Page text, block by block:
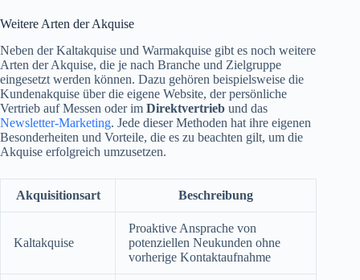
Weitere Arten der Akquise
Neben der Kaltakquise und Warmakquise gibt es noch weitere
Arten der Akquise, die je nach Branche und Zielgruppe
eingesetzt werden können. Dazu gehören beispielsweise die
Kundenakquise über die eigene Website, der persönliche
Vertrieb auf Messen oder im Direktvertrieb und das
Newsletter-Marketing. Jede dieser Methoden hat ihre eigenen
Besonderheiten und Vorteile, die es zu beachten gilt, um die
Akquise erfolgreich umzusetzen.
Akquisitionsart Beschreibung
Kaltakquise
Proaktive Ansprache von
potenziellen Neukunden ohne
vorherige Kontaktaufnahme